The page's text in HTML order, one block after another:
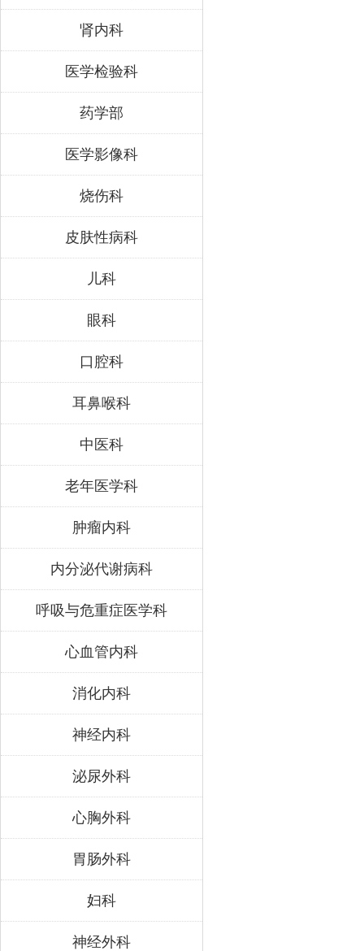
肾内科
医学检验科
药学部
医学影像科
烧伤科
皮肤性病科
儿科
眼科
口腔科
耳鼻喉科
中医科
老年医学科
肿瘤内科
内分泌代谢病科
呼吸与危重症医学科
心血管内科
消化内科
神经内科
泌尿外科
心胸外科
胃肠外科
妇科
神经外科